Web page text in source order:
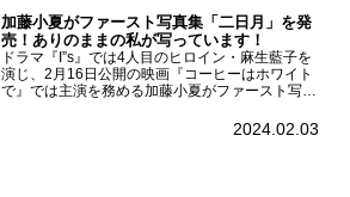
加藤小夏がファースト写真集「二日月」を発
売！ありのままの私が写っています！
ドラマ『I”s』では4人目のヒロイン・麻生藍子を
演じ、2月16日公開の映画『コーヒーはホワイト
で』では主演を務める加藤小夏がファースト写真
記念イベントをHMV＆BOOKS SHIBUYAで開催
2024.02.03